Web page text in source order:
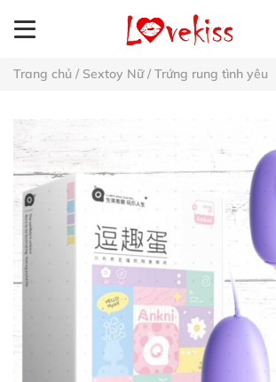
Trang chủ / Sextoy Nữ/ Trứng rung tình yêu